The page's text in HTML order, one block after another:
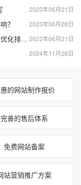
2023年06月21日
2023年06月28日
？
2023年06月21日
名效果
2024年11月28日
的网站制作报价
完善的售后体系
免费网站备案
站营销推广方案